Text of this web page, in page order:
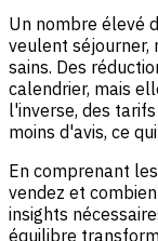
Un nombre élevé
veulent séjourner,
sains. Des
calendrier, mais
l'inverse, des
moins d'avis, ce
En comprenant
vendez et
insights
équilibre